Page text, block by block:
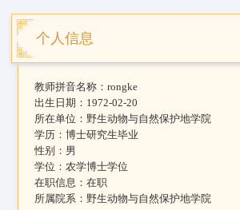
个人信息
教师拼音名称：rongke
出生日期： 1972-02-20
所在单位：野生动物与自然保护地学院
学历：博士研究生毕业
性别： 男
学位：农学博士学位
在职信息：在职
所属院系：野生动物与自然保护地学院